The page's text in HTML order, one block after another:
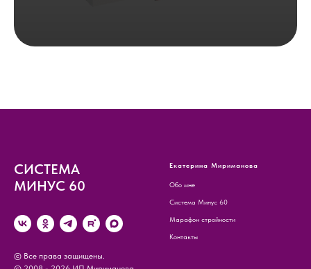
СИСТЕМА
МИНУС 60
© Все права защищены.
Екатерина Мириманова
Обо мне
Система Минус 60
Марафон стройности
Контакты